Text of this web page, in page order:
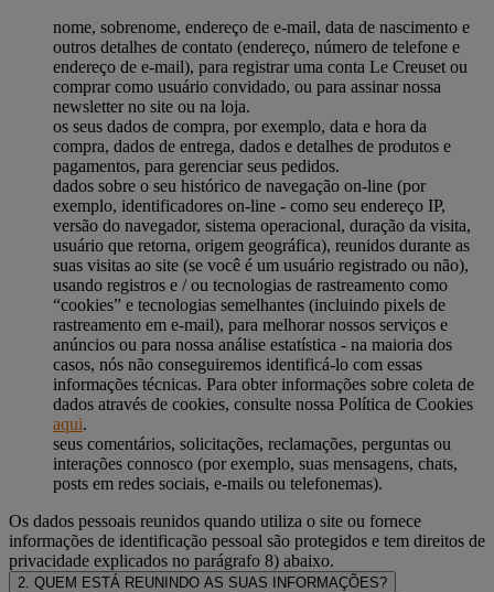
nome, sobrenome, endereço de e-mail, data de nascimento e
outros detalhes de contato (endereço, número de telefone e
endereço de e-mail), para registrar uma conta Le Creuset ou
comprar como usuário convidado, ou para assinar nossa
newsletter no site ou na loja.
os seus dados de compra, por exemplo, data e hora da
compra, dados de entrega, dados e detalhes de produtos e
pagamentos, para gerenciar seus pedidos.
dados sobre o seu histórico de navegação on-line (por
exemplo, identificadores on-line - como seu endereço IP,
versão do navegador, sistema operacional, duração da visita,
usuário que retorna, origem geográfica), reunidos durante as
suas visitas ao site (se você é um usuário registrado ou não),
usando registros e / ou tecnologias de rastreamento como
“cookies” e tecnologias semelhantes (incluindo pixels de
rastreamento em e-mail), para melhorar nossos serviços e
anúncios ou para nossa análise estatística - na maioria dos
casos, nós não conseguiremos identificá-lo com essas
informações técnicas. Para obter informações sobre coleta de
dados através de cookies, consulte nossa Política de Cookies
aqui.
seus comentários, solicitações, reclamações, perguntas ou
interações connosco (por exemplo, suas mensagens, chats,
posts em redes sociais, e-mails ou telefonemas).
Os dados pessoais reunidos quando utiliza o site ou fornece
informações de identificação pessoal são protegidos e tem direitos de
privacidade explicados no parágrafo 8) abaixo.
2. QUEM ESTÁ REUNINDO AS SUAS INFORMAÇÕES?